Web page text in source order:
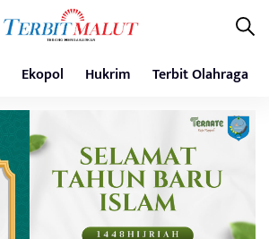
Ekopol Hukrim Terbit Olahraga